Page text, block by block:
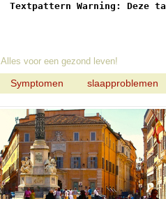
Textpattern Warning: Deze
Alles voor een gezond leven!
Symptomen slaapproblemen